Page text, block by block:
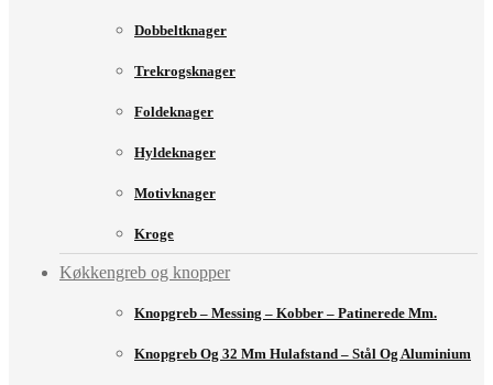
Dobbeltknager
Trekrogsknager
Foldeknager
Hyldeknager
Motivknager
Kroge
Køkkengreb og knopper
Knopgreb – Messing – Kobber – Patinerede Mm.
Knopgreb Og 32 Mm Hulafstand – Stål Og Aluminium